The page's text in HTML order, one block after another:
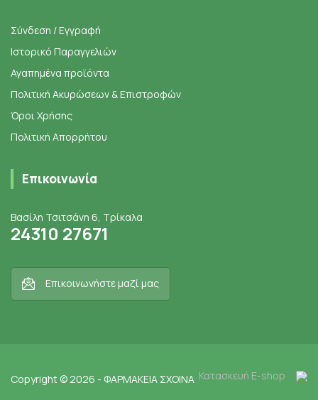
Σύνδεση / Εγγραφή
Ιστορικό Παραγγελιών
Αγαπημένα προϊόντα
Πολιτική Ακυρώσεων & Επιστροφών
Όροι Χρήσης
Πολιτική Απορρήτου
Επικοινωνία
Βασίλη Τσιτσάνη 6, Τρίκαλα
24310 27671
Επικοινωνήστε μαζί μας
Copyright © 2026 - ΦΑΡΜΑΚΕΙΑ ΣΧΟΙΝΑ Κατασκευή E-shop